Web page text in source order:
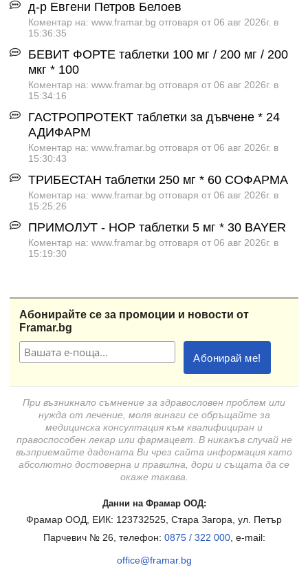
д-р Евгени Петров Белоев
Коментар на: www.framar.bg отговаря от 06 авг 2026г. в
15:36:35
БЕВИТ ФОРТЕ таблетки 100 мг / 200 мг / 200
мкг * 100
Коментар на: www.framar.bg отговаря от 06 авг 2026г. в
15:34:16
ГАСТРОПРОТЕКТ таблетки за дъвчене * 24
АДИФАРМ
Коментар на: www.framar.bg отговаря от 06 авг 2026г. в
15:30:43
ТРИБЕСТАН таблетки 250 мг * 60 СОФАРМА
Коментар на: www.framar.bg отговаря от 06 авг 2026г. в
15:25:26
ПРИМОЛУТ - НОР таблетки 5 мг * 30 BAYER
Коментар на: www.framar.bg отговаря от 06 авг 2026г. в
15:19:30
Абонирайте се за промоции и новости от
Framar.bg
При възникнало съмнение за здравословен проблем или
нужда от лечение, моля винаги се обръщайте за
медицинска консултация към квалифициран и
правоспособен лекар или фармацевт. В никакъв случай не
възприемайте дадената Ви чрез сайта информация като
абсолютно достоверна и правилна, дори и същата да се
окаже такава.
Данни на Фрамар ООД:
Фрамар ООД, ЕИК: 123732525, Стара Загора, ул. Петър
Парчевич № 26, телефон: 0875 / 322 000, e-mail:
office@framar.bg